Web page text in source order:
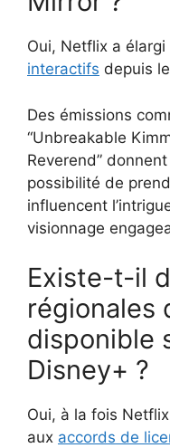
Oui, Netflix a élargi
interactifs depuis
Des émissions
“Unbreakable
Reverend”
possibilité de
influencent
visionnage
Existe-t-il
régionales
disponible
Disney+ ?
Oui, à la fois
aux accords de